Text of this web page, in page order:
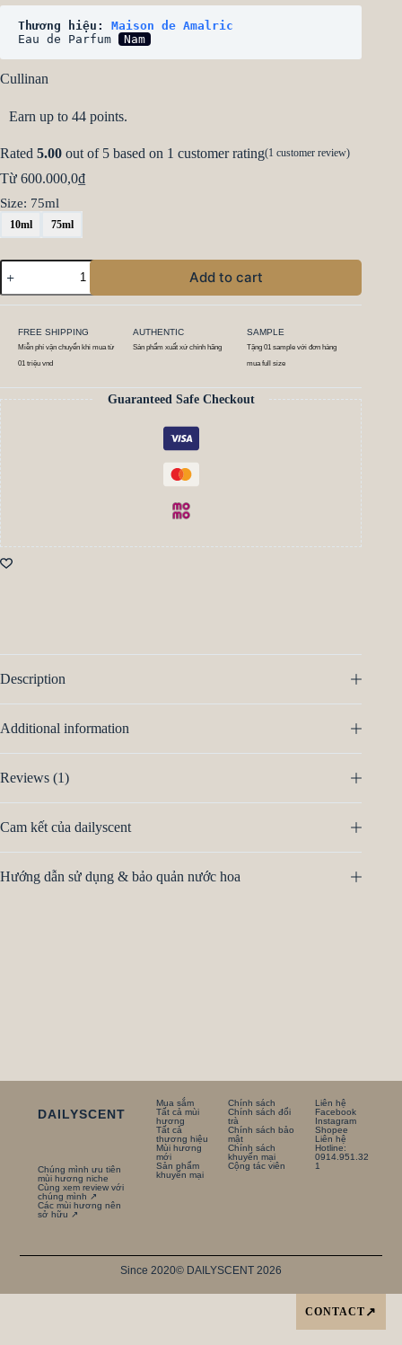
Thương hiệu: Maison de Amalric
Eau de Parfum
Nam
Cullinan
Earn up to 44 points.
Rated 5.00 out of 5 based on 1 customer rating(1 customer review)
Từ 600.000,0₫
Size: 75ml
10ml 75ml
Add to cart
FREE SHIPPING
Miễn phí vận chuyển khi mua từ
01 triệu vnd
AUTHENTIC
Sản phẩm xuất xứ chính hãng
SAMPLE
Tặng 01 sample với đơn hàng
mua full size
Guaranteed Safe Checkout
Description
Additional information
Reviews (1)
Cam kết của dailyscent
Hướng dẫn sử dụng & bảo quản nước hoa
DAILYSCENT
Chúng mình ưu tiên
mùi hương niche
Cùng xem review với
chúng mình ↗
Các mùi hương nên
sở hữu ↗
Mua sắm
Tất cả mùi
hương
Tất cả
thương hiệu
Mùi hương
mới
Sản phẩm
khuyến mại
Chính sách
Chính sách đổi
trà
Chính sách bảo
mật
Chính sách
khuyến mại
Cộng tác viên
Liên hệ
Facebook
Instagram
Shopee
Liên hệ
Hotline:
0914.951.32
1
Since 2020© DAILYSCENT 2026
CONTACT ↗